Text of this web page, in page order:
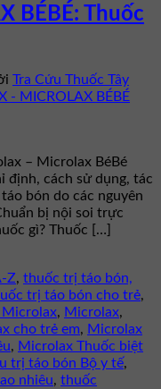
BÉBÉ: Thuốc
Tra Cứu Thuốc Tây
– Microlax BéBé
định, cách sử dụng, tác
bón do các nguyên
bị nội soi trực
gì? Thuốc […]
Z, thuốc trị táo bón,
trị táo bón cho trẻ,
Microlax, Microlax,
cho trẻ em, Microlax
, Microlax Thuốc biệt
trị táo bón Bộ y tế,
nhiêu, thuốc